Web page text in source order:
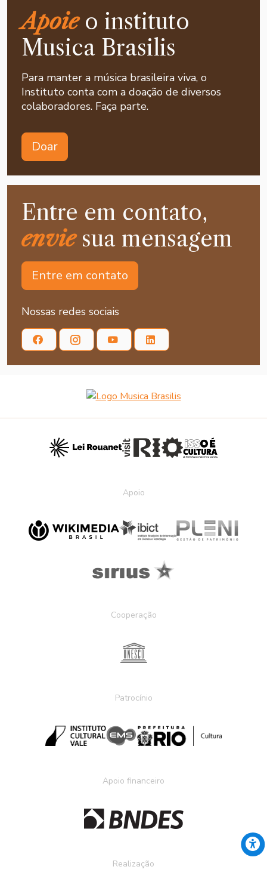
Apoieo instituto
Musica Brasilis
Para manter a música brasileira viva, o
Instituto conta com a doação de diversos
colaboradores. Faça parte.
Doar
Entre em contato,
enviesua mensagem
Entre em contato
Nossas redes sociais
Apoio
Cooperação
Patrocínio
Apoio financeiro
Realização